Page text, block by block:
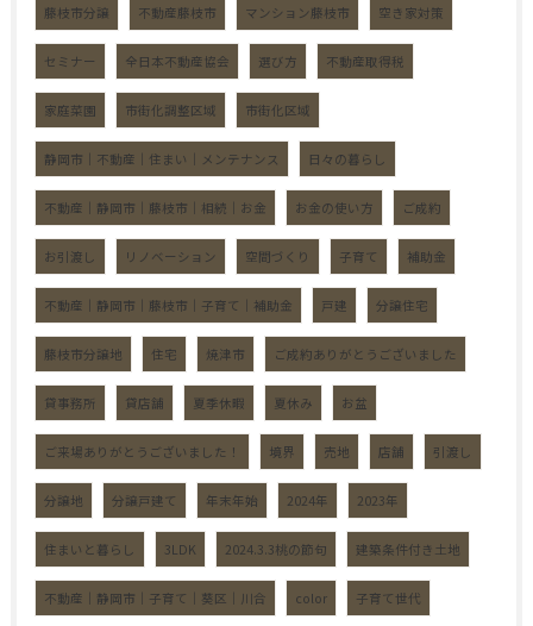
藤枝市分譲 不動産藤枝市 マンション藤枝市 空き家対策
セミナー 全日本不動産協会 選び方 不動産取得税
家庭菜園 市街化調整区域 市街化区域
静岡市｜不動産｜住まい｜メンテナンス 日々の暮らし
不動産｜静岡市｜藤枝市｜相続｜お金 お金の使い方 ご成約
お引渡し リノベーション 空間づくり 子育て 補助金
不動産｜静岡市｜藤枝市｜子育て｜補助金 戸建 分譲住宅
藤枝市分譲地 住宅 焼津市 ご成約ありがとうございました
貸事務所 貸店舗 夏季休暇 夏休み お盆
ご来場ありがとうございました！ 境界 売地 店舗 引渡し
分譲地 分譲戸建て 年末年始 2024年 2023年
住まいと暮らし 3LDK 2024.3.3桃の節句 建築条件付き土地
不動産｜静岡市｜子育て｜葵区｜川合 color 子育て世代